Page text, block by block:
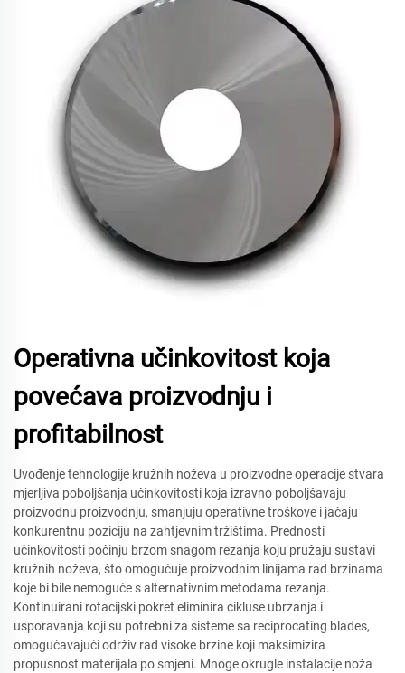
Operativna učinkovitost koja
povećava proizvodnju i
profitabilnost
Uvođenje tehnologije kružnih noževa u proizvodne operacije stvara
mjerljiva poboljšanja učinkovitosti koja izravno poboljšavaju
proizvodnu proizvodnju, smanjuju operativne troškove i jačaju
konkurentnu poziciju na zahtjevnim tržištima. Prednosti
učinkovitosti počinju brzom snagom rezanja koju pružaju sustavi
kružnih noževa, što omogućuje proizvodnim linijama rad brzinama
koje bi bile nemoguće s alternativnim metodama rezanja.
Kontinuirani rotacijski pokret eliminira cikluse ubrzanja i
usporavanja koji su potrebni za sisteme sa reciprocating blades,
omogućavajući održiv rad visoke brzine koji maksimizira
propusnost materijala po smjeni. Mnoge okrugle instalacije noža